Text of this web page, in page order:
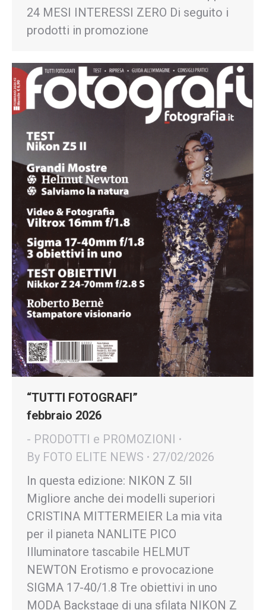
24 MESI INTERESSI ZERO Di seguito i
prodotti in promozione
“TUTTI FOTOGRAFI”
febbraio 2026
- PRODOTTI e PROMOZIONI
By FOTO ELITE NEWS
27/02/2026
In questa edizione: NIKON Z 5II
Migliore anche dei modelli superiori
CRISTINA MITTERMEIER La mia vita
per il pianeta NANLITE PICO
Illuminatore tascabile HELMUT
NEWTON Erotismo e provocazione
SIGMA 17-40/1.8 Tre obiettivi in uno
MODA Backstage di una sfilata NIKON Z